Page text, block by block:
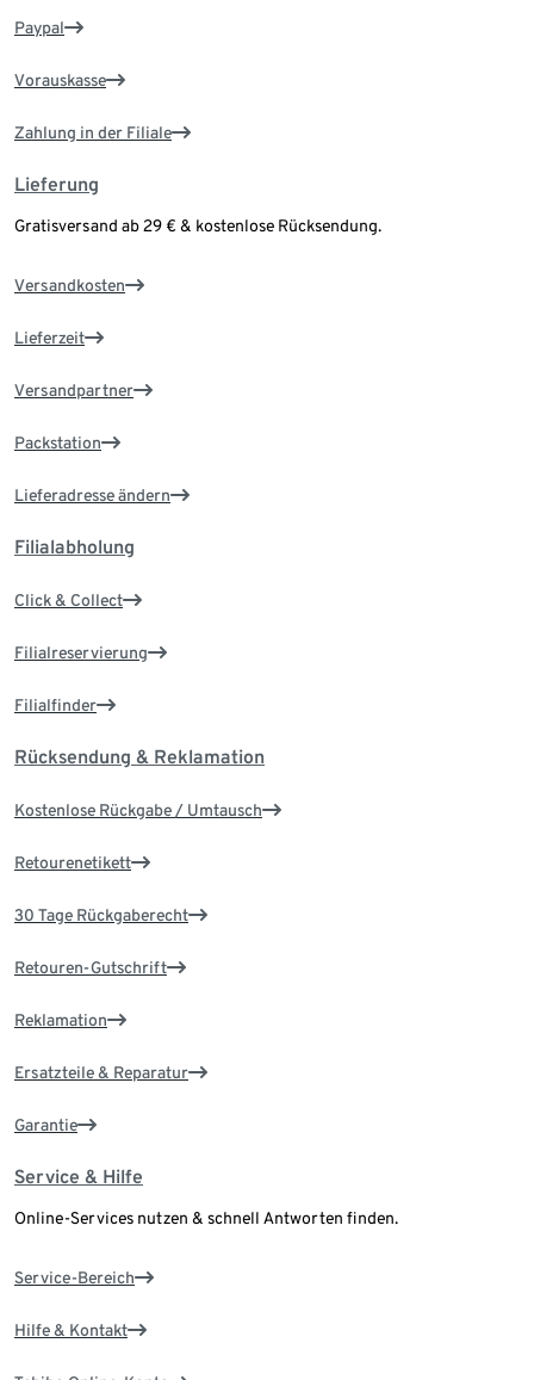
Paypal
Vorauskasse
Zahlung in der Filiale
Lieferung
Gratisversand ab 29 € & kostenlose Rücksendung.
Versandkosten
Lieferzeit
Versandpartner
Packstation
Lieferadresse ändern
Filialabholung
Click & Collect
Filialreservierung
Filialfinder
Rücksendung & Reklamation
Kostenlose Rückgabe / Umtausch
Retourenetikett
30 Tage Rückgaberecht
Retouren-Gutschrift
Reklamation
Ersatzteile & Reparatur
Garantie
Service & Hilfe
Online-Services nutzen & schnell Antworten finden.
Service-Bereich
Hilfe & Kontakt